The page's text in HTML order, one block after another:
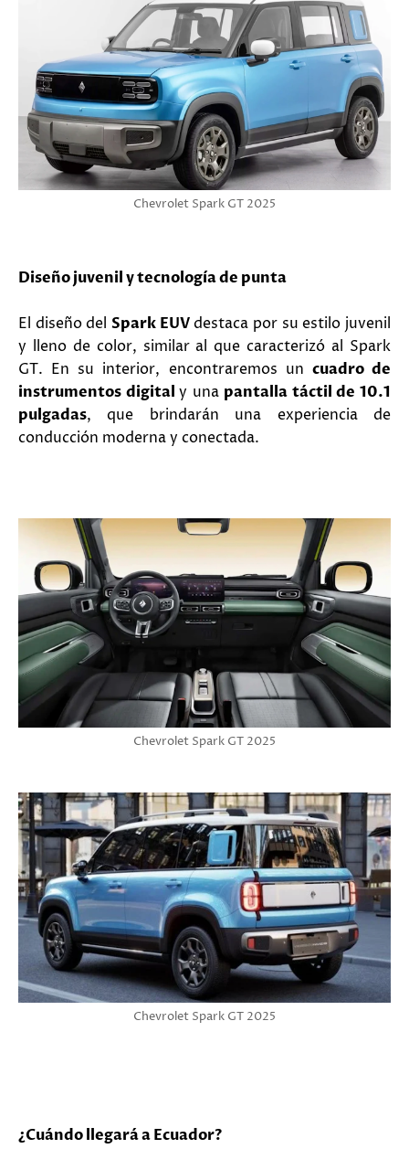
Chevrolet Spark GT 2025
Diseño juvenil y tecnología de punta
El diseño del Spark EUVdestaca por su estilo juvenil
y lleno de color, similar al que caracterizó al Spark
GT. En su interior, encontraremos un cuadro de
instrumentos digitaly una pantalla táctil de 10.1
pulgadas, que brindarán una experiencia de
conducción moderna y conectada.
Chevrolet Spark GT 2025
Chevrolet Spark GT 2025
¿Cuándo llegará a Ecuador?